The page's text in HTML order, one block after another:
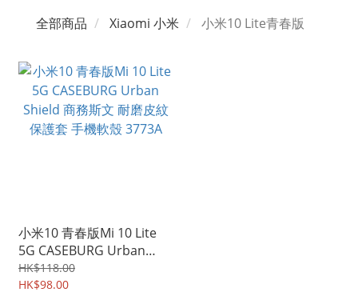
全部商品 Xiaomi 小米 小米10 Lite青春版
小米10 青春版Mi 10 Lite
5G CASEBURG Urban
Shield 商務斯文 耐磨皮紋
保護套 手機軟殼 3773A
HK$118.00
HK$98.00